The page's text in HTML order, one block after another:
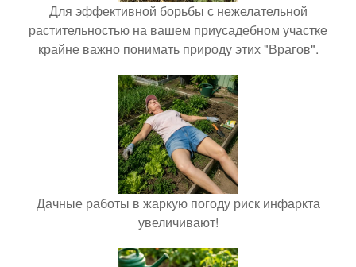
Для эффективной борьбы с нежелательной
растительностью на вашем приусадебном участке
крайне важно понимать природу этих "Врагов".
Дачные работы в жаркую погоду риск инфаркта
увеличивают!